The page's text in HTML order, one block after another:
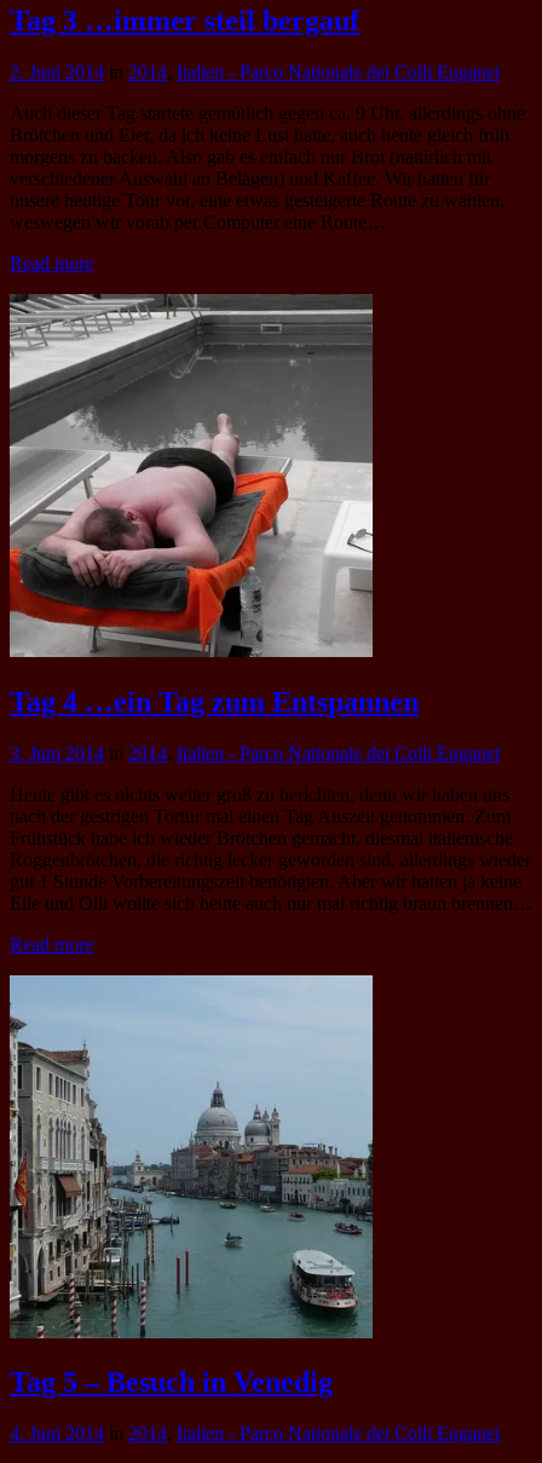
Tag 3 …immer steil bergauf
2. Juni 2014 in 2014, Italien - Parco Nationale dei Colli Euganei
Auch dieser Tag startete gemütlich gegen ca. 9 Uhr, allerdings ohne
Brötchen und Eier, da ich keine Lust hatte, auch heute gleich früh
morgens zu backen. Also gab es einfach nur Brot (natürlich mit
verschiedener Auswahl an Belägen) und Kaffee. Wir hatten für
unsere heutige Tour vor, eine etwas gesteigerte Route zu wählen,
weswegen wir vorab per Computer eine Route…
Read more
Tag 4 …ein Tag zum Entspannen
3. Juni 2014 in 2014, Italien - Parco Nationale dei Colli Euganei
Heute gibt es nichts weiter groß zu berichten, denn wir haben uns
nach der gestrigen Tortur mal einen Tag Auszeit genommen. Zum
Frühstück habe ich wieder Brötchen gemacht, diesmal italienische
Roggenbrötchen, die richtig lecker geworden sind, allerdings wieder
gut 1 Stunde Vorbereitungszeit benötigten. Aber wir hatten ja keine
Eile und Olli wollte sich heute auch nur mal richtig braun brennen…
Read more
Tag 5 – Besuch in Venedig
4. Juni 2014 in 2014, Italien - Parco Nationale dei Colli Euganei